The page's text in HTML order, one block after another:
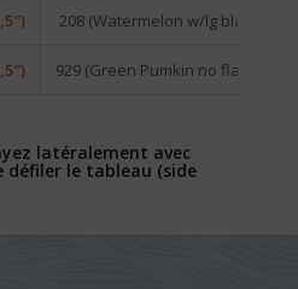
208 (Watermelon w/lg black, sm
929 (Green Pumkin no flake /
latéralement avec
le tableau (side